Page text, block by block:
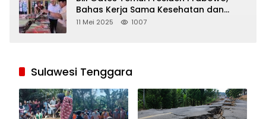
Bahas Kerja Sama Kesehatan dan
Program Makan Bergizi Gratis
11 Mei 2025 1007
Sulawesi Tenggara